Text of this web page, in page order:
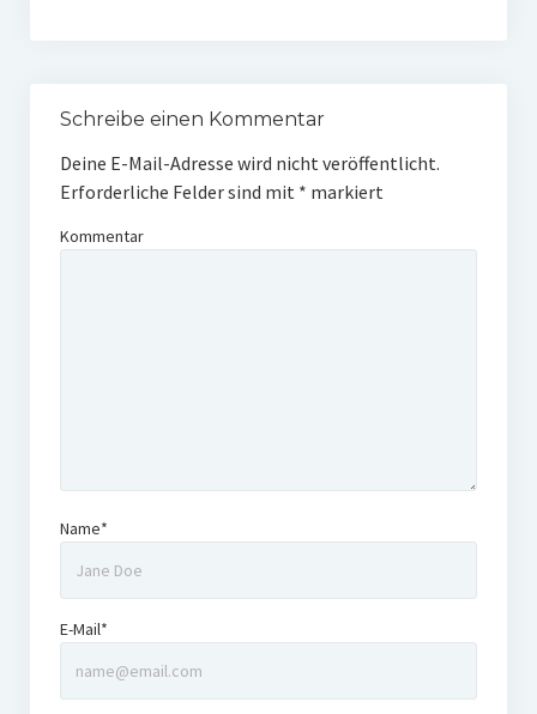
Schreibe einen Kommentar
Deine E-Mail-Adresse wird nicht veröffentlicht.
Erforderliche Felder sind mit * markiert
Kommentar
Name*
E-Mail*